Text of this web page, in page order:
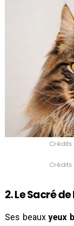
Crédits
Crédits
2. Le Sacré
Ses beauxyeux